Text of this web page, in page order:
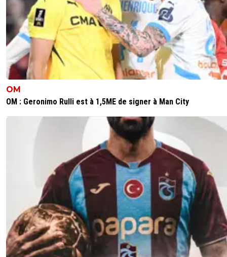
OM
OM : Geronimo Rulli est à 1,5ME de signer à Man City